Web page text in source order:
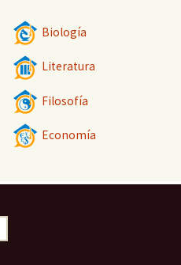
Biología
Literatura
Filosofía
Economía